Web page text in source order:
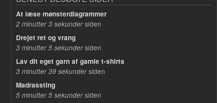
At læse mønsterdiagrammer
2 minutter 3 sekundersiden
Drejet ret og vrang
3 minutter 5 sekundersiden
Lav dit eget garn af gamle t-shirts
3 minutter 39 sekundersiden
Madrassting
5 minutter 5 sekundersiden